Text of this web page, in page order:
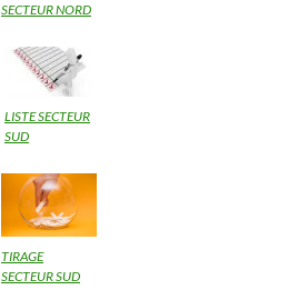
SECTEUR NORD
LISTE SECTEUR
SUD
TIRAGE
SECTEUR SUD